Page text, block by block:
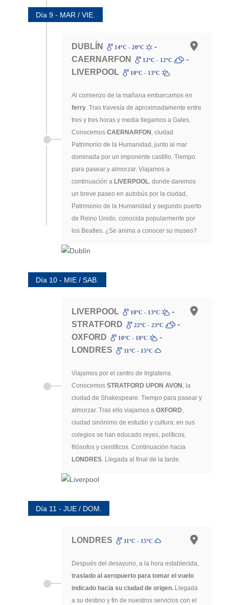
Día 9 - MAR / VIE.
DUBLÍN 14ºC - 20ºC
-
CAERNARFON
12ºC - 12ºC
-
LIVERPOOL
10ºC - 13ºC
Al comienzo de la mañana embarcamos en
ferry. Tras travesía de aproximadamente entre
tres y tres horas y media llegamos a Gales.
Conocemos CAERNARFON , ciudad
Patrimonio de la Humanidad, junto al mar
dominada por un imponente castillo. Tiempo
para pasear y almorzar. Viajamos a
continuación a LIVERPOOL, donde daremos
un breve paseo en autobús por la ciudad,
Patrimonio de la Humanidad y segundo puerto
de Reino Unido, conocida popularmente por
los Beatles. ¿Se anima a conocer su museo?
Día 10 - MIE / SAB.
LIVERPOOL 10ºC - 13ºC
-
STRATFORD
22ºC - 23ºC
-
OXFORD
10ºC - 10ºC
-
LONDRES
11ºC - 15ºC
Viajamos por el centro de Inglaterra.
Conocemos STRATFORD UPON AVON , la
ciudad de Shakespeare. Tiempo para pasear y
almorzar. Tras ello viajamos a OXFORD,
ciudad sinónimo de estudio y cultura; en sus
colegios se han educado reyes, políticos,
filósofos y científicos. Continuación hacia
LONDRES. Llegada al final de la tarde.
Día 11 - JUE / DOM.
LONDRES 11ºC - 15ºC
Después del desayuno, a la hora establecida,
traslado al aeropuerto para tomar el vuelo
indicado hacia su ciudad de origen. Llegada
a su destino y fin de nuestros servicios con el